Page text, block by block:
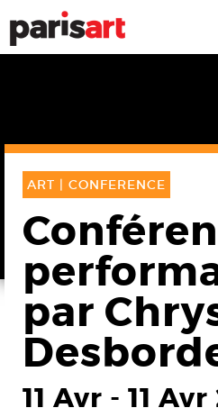
ART | CONFERENCE
par
11 Avr - 11 Avr